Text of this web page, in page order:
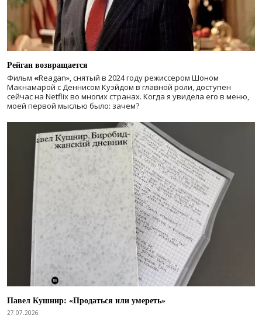
Рейган возвращается
Фильм «Reagan», снятый в 2024 годурежиссером Шоном
Макнамарой с Деннисом Куэйдом в главной роли, доступен
сейчас на Netflix во многих странах. Когда я увидела его в меню,
моей первой мыслью было: зачем?
Павел Кушнир: «Продаться или умереть»
27.07.2026